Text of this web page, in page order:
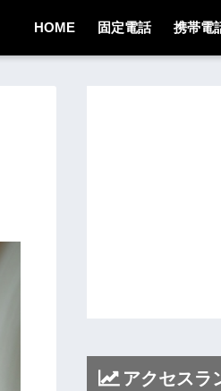
HOME 固定電話 携帯電
アクセスラ